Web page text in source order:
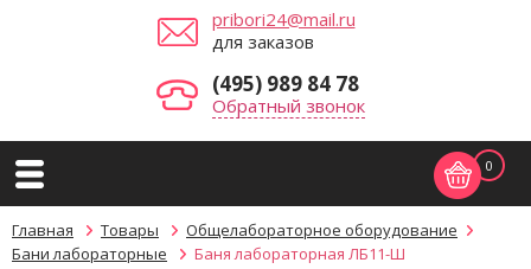
pribori24@mail.ru
для заказов
(495) 989 84 78
Обратный звонок
0
Главная Товары
Общелабораторное оборудование
Бани лабораторные
Баня лабораторная ЛБ11-Ш